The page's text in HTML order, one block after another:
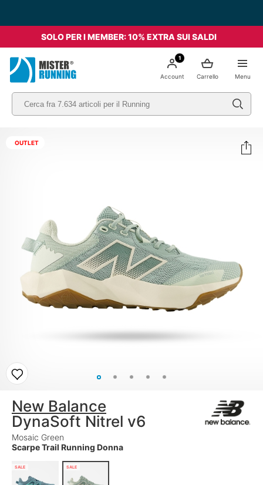
SOLO PER I MEMBER: 10% EXTRA SUI SALDI
Menu
Carrello
1
Account
OUTLET
New Balance
DynaSoft Nitrel v6
Mosaic Green
Scarpe Trail Running Donna
SALE SALE